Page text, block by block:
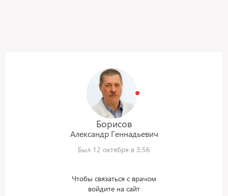
Борисов
Александр Геннадьевич
Был 12 октября в 3:56
Чтобы связаться с врачом
войдите на сайт